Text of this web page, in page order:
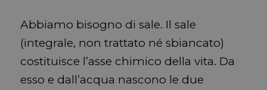
Abbiamo bisogno di sale. Il sale
(integrale, non trattato né sbiancato)
costituisce l’asse chimico della vita. Da
esso e dall’acqua nascono le due